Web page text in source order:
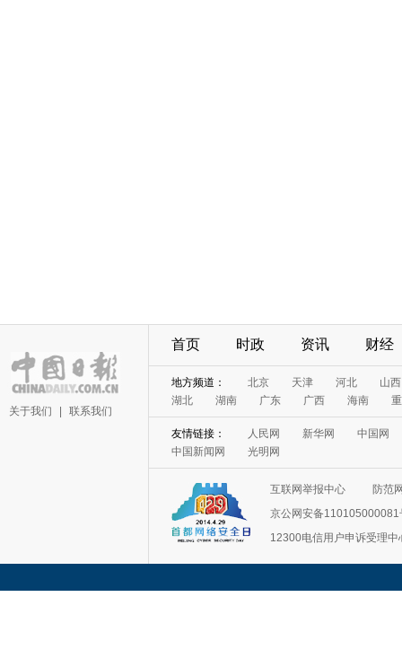
关于我们 联系我们
首页 时政 资讯 财经
地方频道： 北京 天津 河北
山西
湖北
湖南 广东 广西 海南
友情链接： 人民网 新华网
中国网
中国新闻网
光明网
互联网举报中心
防范
京公网安备110105000081
12300电信用户申诉受理中